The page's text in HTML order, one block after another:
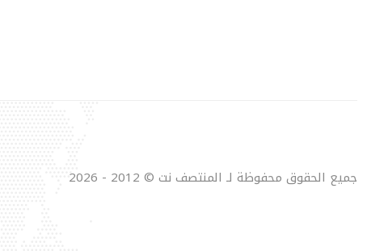
جميع الحقوق محفوظة لـ المنتصف نت © 2012 - 2026